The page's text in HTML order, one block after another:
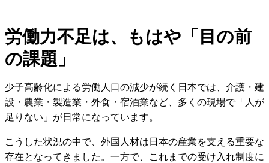
労働力不足は、もはや「目の前
の課題」
少子高齢化による労働人口の減少が続く日本では、介護・建
設・農業・製造業・外食・宿泊業など、多くの現場で「人が
足りない」が日常になっています。
こうした状況の中で、外国人材は日本の産業を支える重要な
存在となってきました。一方で、これまでの受け入れ制度に